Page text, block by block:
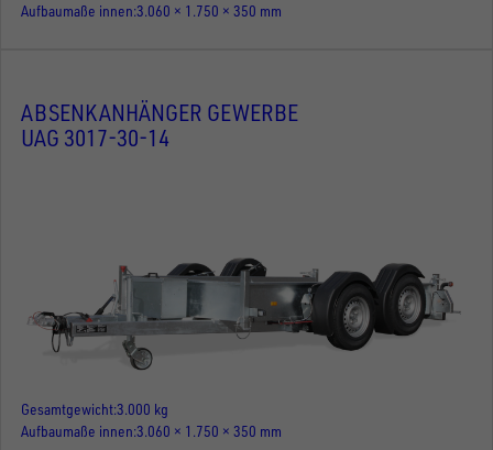
Aufbaumaße innen 3.060 × 1.750 × 350 mm
ABSENKANHÄNGER GEWERBE
UAG 3017-30-14
Gesamtgewicht3.000 kg
Aufbaumaße innen 3.060 × 1.750 × 350 mm